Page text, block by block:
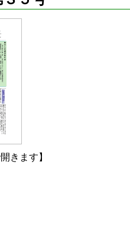
きます】